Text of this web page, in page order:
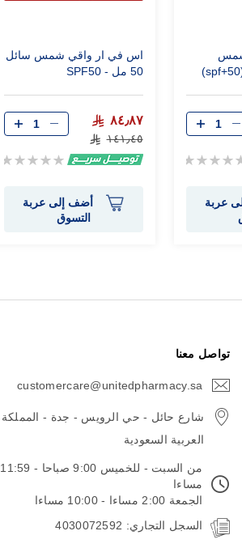
شمس
عربة
اس في ار واقي شمس سائل
50 مل - SPF50
٨٤٫٨٧
١٤١٫٤٥
Rating:
أضف إلى عربة
التسوق
تواصل معنا
customercare@unitedpharmacy.sa
شارع حائل - حي الرويس - جدة - المملكة
العربية السعودية
من السبت - للخميس 9:00 صباحا - 11:59
مساءا
الجمعة 2:00 مساءا - 10:00 مساءا
السجل التجاري: 4030072592